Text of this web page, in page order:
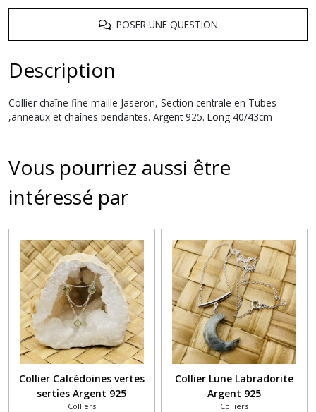
POSER UNE QUESTION
Description
Collier chaîne fine maille Jaseron, Section centrale en Tubes
,anneaux et chaînes pendantes. Argent 925. Long 40/43cm
Vous pourriez aussi être
intéressé par
Collier Calcédoines vertes
serties Argent 925
Colliers
Collier Lune Labradorite
Argent 925
Colliers